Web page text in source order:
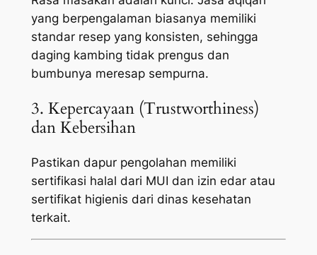
yang berpengalaman biasanya memiliki
standar resep yang konsisten, sehingga
daging kambing tidak prengus dan
bumbunya meresap sempurna.
3. Kepercayaan (Trustworthiness)
dan Kebersihan
Pastikan dapur pengolahan memiliki
sertifikasi halal dari MUI dan izin edar atau
sertifikat higienis dari dinas kesehatan
terkait.